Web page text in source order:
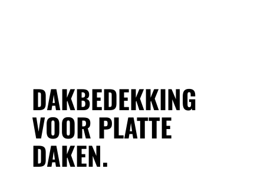
DAKBEDEKKING
VOOR PLATTE
DAKEN.